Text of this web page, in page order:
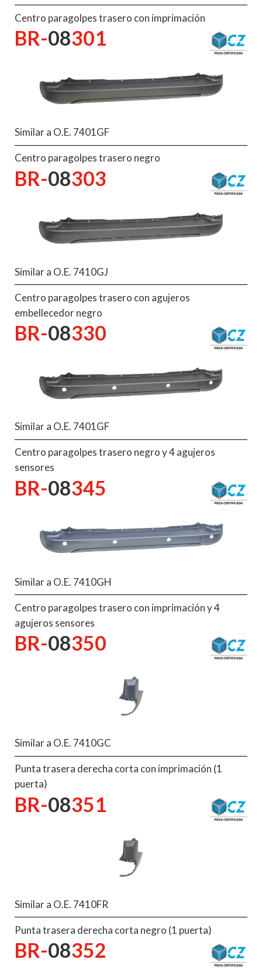
Centro paragolpes trasero con imprimación
BR-08301
Similar a O.E. 7401GF
Centro paragolpes trasero negro
BR-08303
Similar a O.E. 7410GJ
Centro paragolpes trasero con agujeros
embellecedor negro
BR-08330
Similar a O.E. 7401GF
Centro paragolpes trasero negro y 4 agujeros
sensores
BR-08345
Similar a O.E. 7410GH
Centro paragolpes trasero con imprimación y 4
agujeros sensores
BR-08350
Similar a O.E. 7410GC
Punta trasera derecha corta con imprimación (1
puerta)
BR-08351
Similar a O.E. 7410FR
Punta trasera derecha corta negro (1 puerta)
BR-08352